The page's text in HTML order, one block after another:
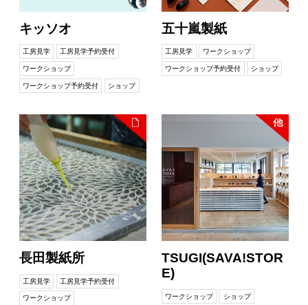
キッソオ
工房見学 工房見学予約受付
ワークショップ
ワークショップ予約受付 ショップ
五十嵐製紙
工房見学 ワークショップ
ワークショップ予約受付 ショップ
長田製紙所
工房見学 工房見学予約受付
ワークショップ
TSUGI(SAVA!STOR
E)
ワークショップ ショップ